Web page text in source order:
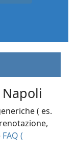
( es.
FAQ (